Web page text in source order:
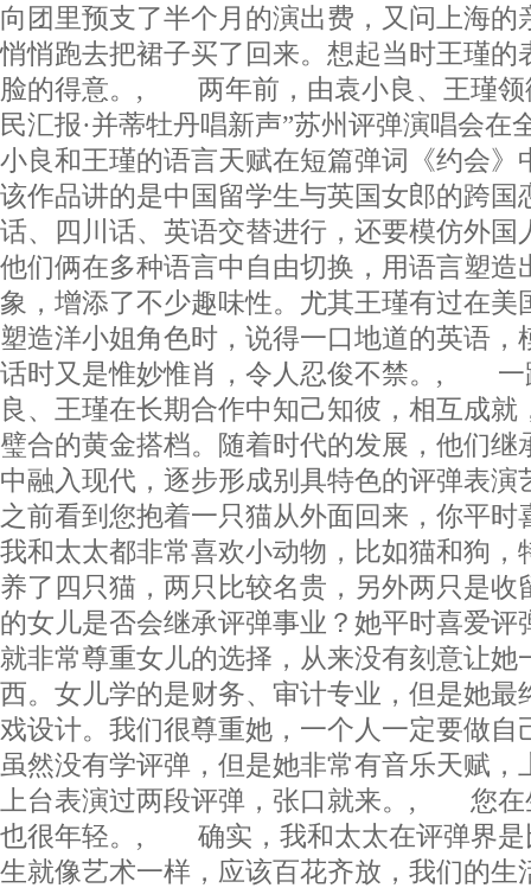
向团里预支了半个月的演出费，又问上海的
悄悄跑去把裙子买了回来。想起当时王瑾的
脸的得意。, 两年前，由袁小良、王瑾领
民汇报·并蒂牡丹唱新声”苏州评弹演唱会在
小良和王瑾的语言天赋在短篇弹词《约会》
该作品讲的是中国留学生与英国女郎的跨国
话、四川话、英语交替进行，还要模仿外国
他们俩在多种语言中自由切换，用语言塑造
象，增添了不少趣味性。尤其王瑾有过在美
塑造洋小姐角色时，说得一口地道的英语，
话时又是惟妙惟肖，令人忍俊不禁。, 一
良、王瑾在长期合作中知己知彼，相互成就
璧合的黄金搭档。随着时代的发展，他们继
中融入现代，逐步形成别具特色的评弹
之前看到您抱着一只猫从外面回来，你
我和太太都非常喜欢小动物，比如猫和狗，
养了四只猫，两只比较名贵，另外两只
的女儿是否会继承评弹事业？她平时喜
就非常尊重女儿的选择，从来没有刻意让她
西。女儿学的是财务、审计专业，但是她最
戏设计。我们很尊重她，一个人一定要做自
虽然没有学评弹，但是她非常有音乐天赋，
上台表演过两段评弹，张口就来。, 您在
也很年轻。, 确实，我和太太在评弹界是
生就像艺术一样，应该百花齐放，我们的生